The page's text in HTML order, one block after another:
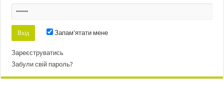
Запам'ятати мене
Зареєструватись
Забули свій пароль?